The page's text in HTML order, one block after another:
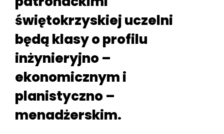
świętokrzyskiej uczelni
będą klasy o profilu
inżynieryjno –
ekonomicznym i
planistyczno –
menadżerskim.